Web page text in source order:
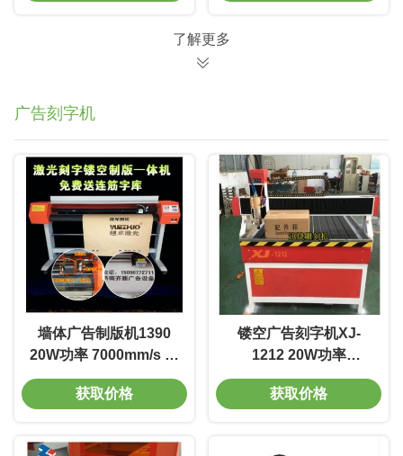
了解更多
广告刻字机
墙体广告制版机1390
20W功率 7000mm/s 线
宽0.01m 质量好 电光转
换率高
获取价格
镂空广告刻字机XJ-
1212 20W功率
7000mm/s 线宽0.01m
质量好 电光转换率高
获取价格